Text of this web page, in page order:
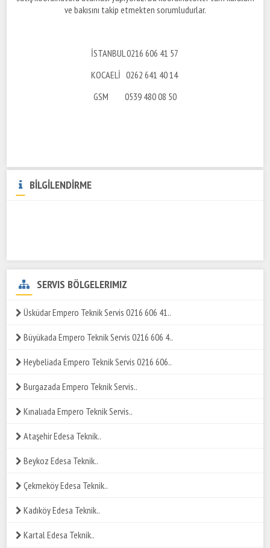
ve bakısını takip etmekten sorumludurlar.
İSTANBUL 0216 606 41 57
KOCAELİ 0262 641 40 14
GSM 0539 480 08 50
BİLGİLENDİRME
SERVIS BÖLGELERIMIZ
Üsküdar Empero Teknik Servis 0216 606 41..
Büyükada Empero Teknik Servis 0216 606 4..
Heybeliada Empero Teknik Servis 0216 606..
Burgazada Empero Teknik Servis..
Kınalıada Empero Teknik Servis..
Ataşehir Edesa Teknik..
Beykoz Edesa Teknik..
Çekmeköy Edesa Teknik..
Kadıköy Edesa Teknik..
Kartal Edesa Teknik..